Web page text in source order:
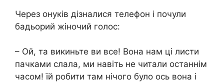
Через онуків дізналися телефон і почули
бадьорий жіночий голос:
– Ой, та викиньте ви все! Вона нам ці листи
пачками слала, ми навіть не читали останнім
часом! їй робити там нічого було ось вона і